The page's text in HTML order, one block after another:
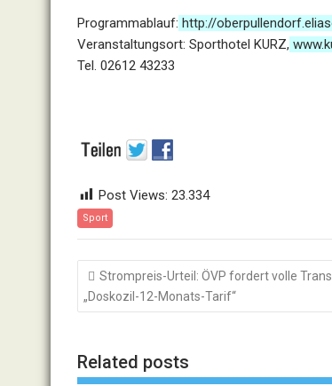
Programmablauf: http://
Veranstaltungsort: Sporthotel KURZ,
Tel. 02612 43233
Post Views: 23.334
Sport
Beitragsnavigation
Strompreis-Urteil: ÖVP fordert volle
„Doskozil-12-Monats-Tarif“
Related posts